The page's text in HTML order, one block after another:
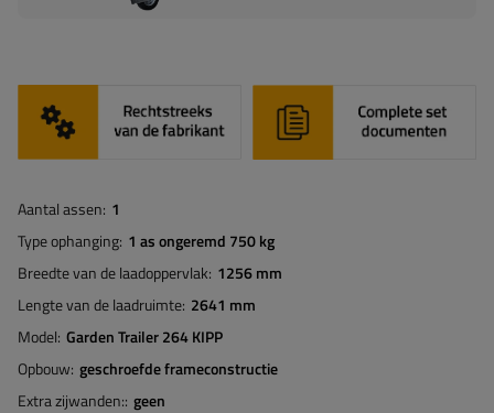
Aantal assen 1
Type ophanging 1 as ongeremd 750 kg
Breedte van de laadoppervlak 1256 mm
Lengte van de laadruimte 2641 mm
Model Garden Trailer 264 KIPP
Opbouw geschroefde frameconstructie
Extra zijwanden: geen